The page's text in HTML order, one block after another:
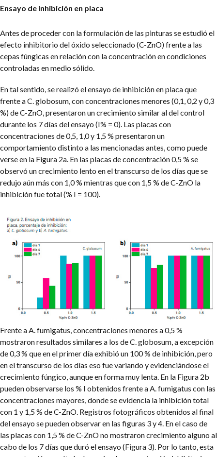
Ensayo de inhibición en placa
Antes de proceder con la formulación de las pinturas se estudió el
efecto inhibitorio del óxido seleccionado (C-ZnO) frente a las
cepas fúngicas en relación con la concentración en condiciones
controladas en medio sólido.
En tal sentido, se realizó el ensayo de inhibición en placa que
frente a C. globosum, con concentraciones menores (0,1, 0,2 y 0,3
%) de C-ZnO, presentaron un crecimiento similar al del control
durante los 7 días del ensayo (I% = 0). Las placas con
concentraciones de 0,5, 1,0 y 1,5 % presentaron un
comportamiento distinto a las mencionadas antes, como puede
verse en la Figura 2a. En las placas de concentración 0,5 % se
observó un crecimiento lento en el transcurso de los días que se
redujo aún más con 1,0 % mientras que con 1,5 % de C-ZnO la
inhibición fue total (% I = 100).
Frente a A. fumigatus, concentraciones menores a 0,5 %
mostraron resultados similares a los de C. globosum, a excepción
de 0,3 % que en el primer día exhibió un 100 % de inhibición, pero
en el transcurso de los días eso fue variando y evidenciándose el
crecimiento fúngico, aunque en forma muy lenta. En la Figura 2b
pueden observarse los % I obtenidos frente a A. fumigatus con las
concentraciones mayores, donde se evidencia la inhibición total
con 1 y 1,5 % de C-ZnO. Registros fotográficos obtenidos al final
del ensayo se pueden observar en las figuras 3 y 4. En el caso de
las placas con 1,5 % de C-ZnO no mostraron crecimiento alguno al
cabo de los 7 días que duró el ensayo (Figura 3). Por lo tanto, esta